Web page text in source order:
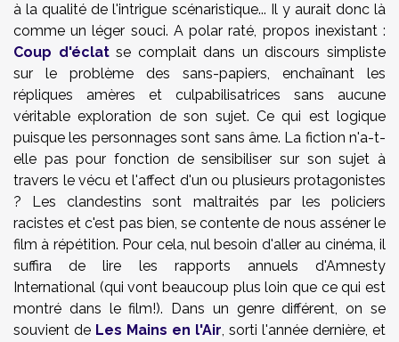
à la qualité de l'intrigue scénaristique... Il y aurait donc là
comme un léger souci. A polar raté, propos inexistant :
Coup d'éclatse complait dans un discours simpliste
sur le problème des sans-papiers, enchaînant les
répliques amères et culpabilisatrices sans aucune
véritable exploration de son sujet. Ce qui est logique
puisque les personnages sont sans âme. La fiction n'a-t-
elle pas pour fonction de sensibiliser sur son sujet à
travers le vécu et l'affect d'un ou plusieurs protagonistes
? Les clandestins sont maltraités par les policiers
racistes et c'est pas bien, se contente de nous asséner le
film à répétition. Pour cela, nul besoin d'aller au cinéma, il
suffira de lire les rapports annuels d'Amnesty
International (qui vont beaucoup plus loin que ce qui est
montré dans le film!). Dans un genre différent, on se
souvient de Les Mains en l'Air, sorti l'année dernière, et